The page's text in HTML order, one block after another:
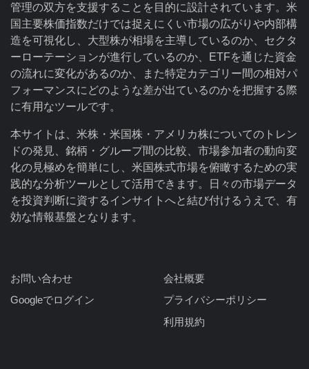
管理の双方を支援することを目的に設計されています。米
国主要株価指数だけでは捉えにくい市場の広がりや内部構
造を可視化し、大型株が相場を主導しているのか、セクタ
ーローテーションが進行しているのか、ETFを通じた資金
の流れに変化があるのか、また特定カテゴリー間の相対パ
フォーマンスにどのような差が出ているのかを把握する際
に有用なツールです。
本サイトは、米株・米国株・アメリカ株についてのトレン
ドの発見、銘柄・グループ間の比較、市場参加者の動向変
化の見極めを簡単にし、米国株式市場を俯瞰するための実
践的な分析ツールとして活用できます。日々の市場データ
を投資判断に資するインサイトへと結び付けるうえで、有
効な情報基盤となります。
お問い合わせ
Googleでログイン
会社概要
プライバシーポリシー
利用規約